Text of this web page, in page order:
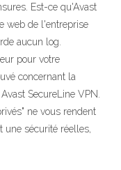
Est-ce qu'Avast
web de l'entreprise
aucun log.
pour votre
concernant la
SecureLine VPN.
ne vous rendent
une sécurité réelles,